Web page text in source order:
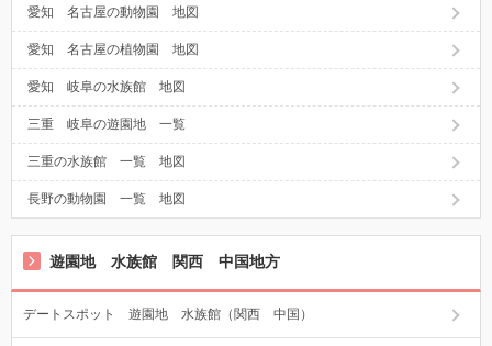
愛知 名古屋の動物園 地図
愛知 名古屋の植物園 地図
愛知 岐阜の水族館 地図
三重 岐阜の遊園地 一覧
三重の水族館 一覧 地図
長野の動物園 一覧 地図
遊園地 水族館 関西 中国地方
デートスポット 遊園地 水族館（関西 中国）